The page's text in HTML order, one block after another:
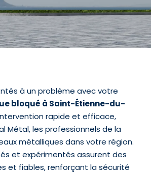
à un problème avec votre
bloqué à Saint-Étienne-du-
rapide et efficace,
Métal, les professionnels de la
métalliques dans votre région.
et expérimentés assurent des
et fiables, renforçant la sécurité